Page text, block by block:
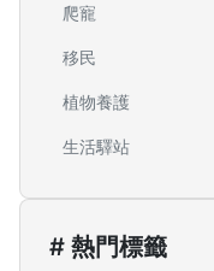
爬寵
移民
植物養護
生活驛站
# 熱門標籤